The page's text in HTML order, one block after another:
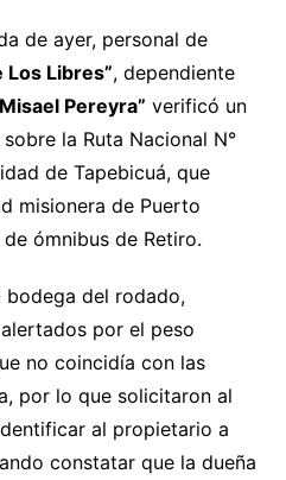
de ayer, personal de
Los Libres”, dependiente
Pereyra” verificó un
la Ruta Nacional N°
de Tapebicuá, que
misionera de Puerto
ómnibus de Retiro.
bodega del rodado,
por el peso
no coincidía con las
por lo que solicitaron al
al propietario a
constatar que la dueña